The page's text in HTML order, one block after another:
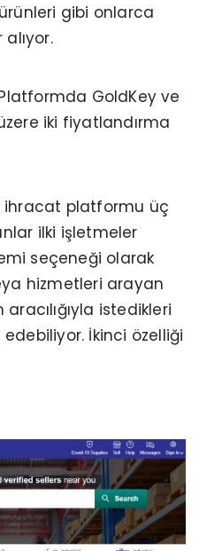
gibi onlarca
GoldKey ve
iki fiyatlandırma
ihracat platformu üç
ilki işletmeler
seçeneği olarak
hizmetleri arayan
istedikleri
İkinci özelliği